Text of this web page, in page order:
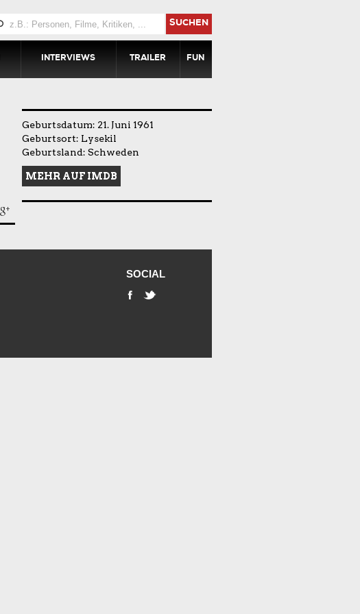
SUCHEN
INTERVIEWS TRAILER FUN
Geburtsdatum: 21. Juni 1961
Geburtsort: Lysekil
Geburtsland: Schweden
MEHR AUF IMDB
SOCIAL